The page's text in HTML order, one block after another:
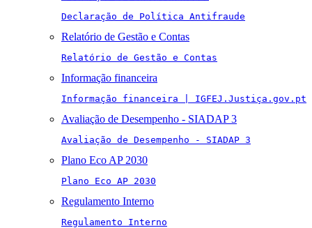
Declaração de Política Antifraude
Relatório de Gestão e Contas
Relatório de Gestão e Contas
Informação financeira
Informação financeira | IGFEJ.Justiça.gov.pt
Avaliação de Desempenho - SIADAP 3
Avaliação de Desempenho - SIADAP 3
Plano Eco AP 2030
Plano Eco AP 2030
Regulamento Interno
Regulamento Interno